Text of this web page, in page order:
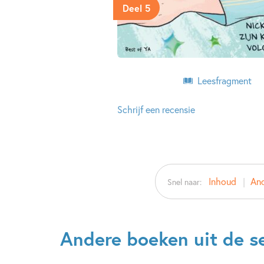
Deel 5
Leesfragment
Schrijf een recensie
Snel naar: Inhoud
Andere boeken uit de